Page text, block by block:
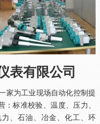
表有限公司
家为工业现场自动化控制提
标准校验、温度、压力、
、石油、冶金、化工、环